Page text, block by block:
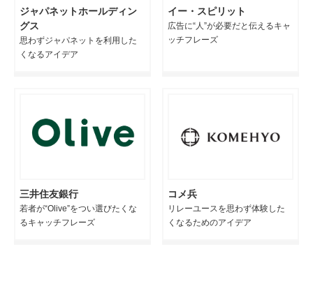
ジャパネットホールディン
グス
思わずジャパネットを利用した
くなるアイデア
イー・スピリット
広告に“人”が必要だと伝えるキャ
ッチフレーズ
三井住友銀行
若者が“Olive”をつい選びたくな
るキャッチフレーズ
コメ兵
リレーユースを思わず体験した
くなるためのアイデア